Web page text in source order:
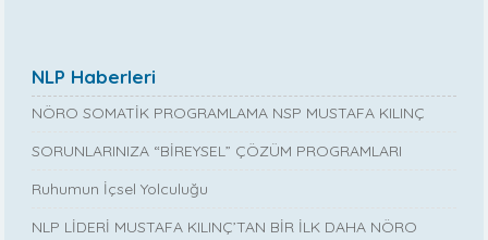
NLP Haberleri
NÖRO SOMATİK PROGRAMLAMA NSP MUSTAFA KILINÇ
SORUNLARINIZA “BİREYSEL” ÇÖZÜM PROGRAMLARI
Ruhumun İçsel Yolculuğu
NLP LİDERİ MUSTAFA KILINÇ’TAN BİR İLK DAHA NÖRO